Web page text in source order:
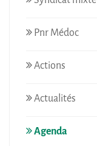
Pnr Médoc
Actions
Actualités
Agenda